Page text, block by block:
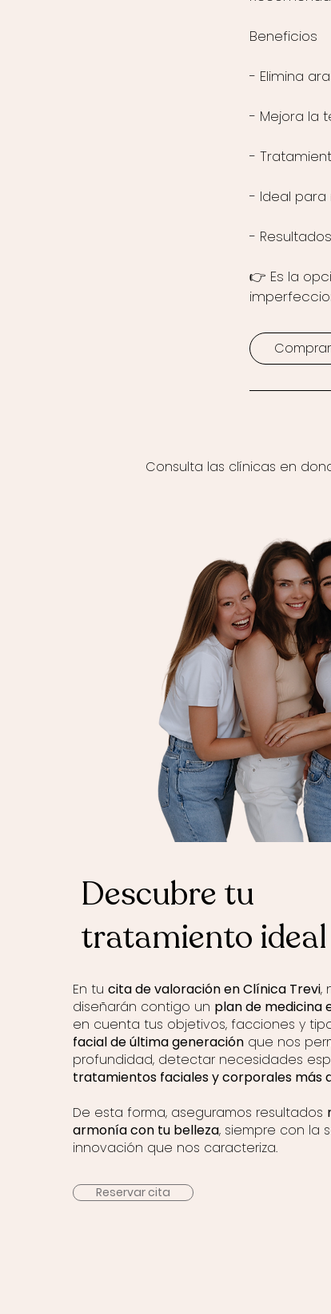
Beneficios
- Elimina
- Mejora la
-
- Ideal para
-
👉 Es la
Comprar
Consulta las clínicas en
Descubre tu
tratamiento ideal
En tu cita de valoración en Clínica Trevi,
diseñarán contigo un plan de medicina
en cuenta tus objetivos, facciones y
facial de última generaciónque nos
profundidad, detectar necesidades
tratamientos faciales y corporales más
De esta forma, aseguramos resultados
armonía con tu belleza, siempre con la
innovación que nos caracteriza.
Reservar cita